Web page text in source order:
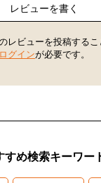
レビューを書く
レビューを投稿するこ
ログインが必要です。
すめ検索キーワー